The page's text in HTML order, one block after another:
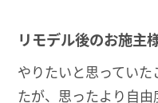
リモデル後のお施主
やりたいと思ってい
たが、思ったより自